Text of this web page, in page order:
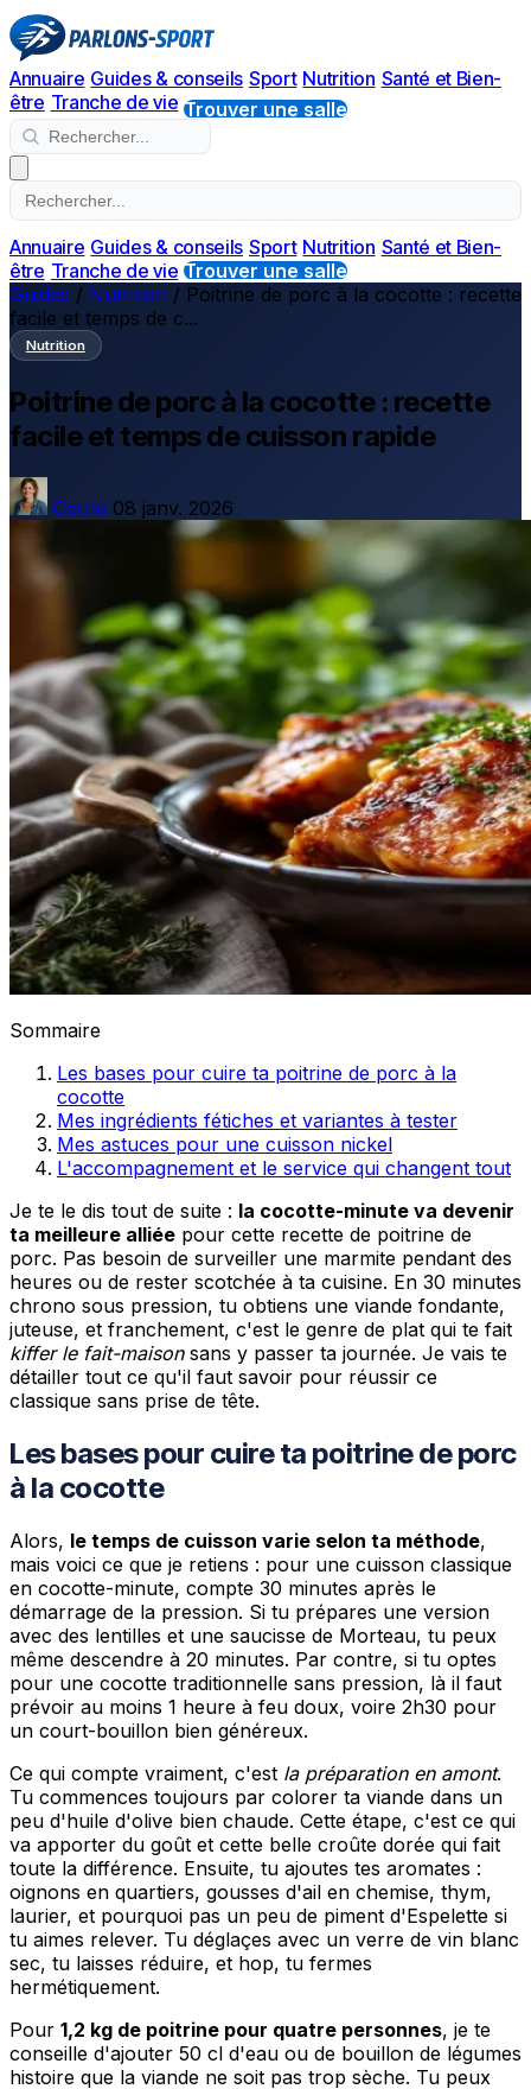
Annuaire Guides & conseils Sport Nutrition Santé et Bien-
être Tranche de vie Trouver une salle
Annuaire Guides & conseils Sport Nutrition Santé et Bien-
être Tranche de vie Trouver une salle
Guides / Nutrition / Poitrine de porc à la cocotte : recette
facile et temps de c...
Nutrition
Poitrine de porc à la cocotte : recette
facile et temps de cuisson rapide
Cecile 08 janv. 2026
Sommaire
Les bases pour cuire ta poitrine de porc à la
cocotte
Mes ingrédients fétiches et variantes à tester
Mes astuces pour une cuisson nickel
L'accompagnement et le service qui changent tout
Je te le dis tout de suite : la cocotte-minute va devenir
ta meilleure alliée pour cette recette de poitrine de
porc. Pas besoin de surveiller une marmite pendant des
heures ou de rester scotchée à ta cuisine. En 30 minutes
chrono sous pression, tu obtiens une viande fondante,
juteuse, et franchement, c'est le genre de plat qui te fait
kiffer le fait-maisonsans y passer ta journée. Je vais te
détailler tout ce qu'il faut savoir pour réussir ce
classique sans prise de tête.
Les bases pour cuire ta poitrine de porc
à la cocotte
Alors, le temps de cuisson varie selon ta méthode,
mais voici ce que je retiens : pour une cuisson classique
en cocotte-minute, compte 30 minutes après le
démarrage de la pression. Si tu prépares une version
avec des lentilles et une saucisse de Morteau, tu peux
même descendre à 20 minutes. Par contre, si tu optes
pour une cocotte traditionnelle sans pression, là il faut
prévoir au moins 1 heure à feu doux, voire 2h30 pour
un court-bouillon bien généreux.
Ce qui compte vraiment, c'est la préparation en amont.
Tu commences toujours par colorer ta viande dans un
peu d'huile d'olive bien chaude. Cette étape, c'est ce qui
va apporter du goût et cette belle croûte dorée qui fait
toute la différence. Ensuite, tu ajoutes tes aromates :
oignons en quartiers, gousses d'ail en chemise, thym,
laurier, et pourquoi pas un peu de piment d'Espelette si
tu aimes relever. Tu déglaçes avec un verre de vin blanc
sec, tu laisses réduire, et hop, tu fermes
hermétiquement.
Pour 1,2 kg de poitrine pour quatre personnes, je te
conseille d'ajouter 50 cl d'eau ou de bouillon de légumes
histoire que la viande ne soit pas trop sèche. Tu peux